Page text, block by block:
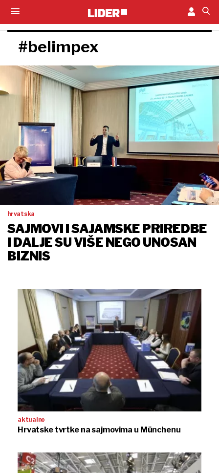
#belimpex
hrvatska
SAJMOVI I SAJAMSKE PRIREDBE
I DALJE SU VIŠE NEGO UNOSAN
BIZNIS
aktualno
Hrvatske tvrtke na sajmovima u Münchenu